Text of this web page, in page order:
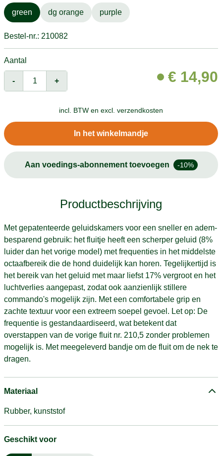
green dg orange purple
Bestel-nr.: 210082
Aantal
- + € 14,90
incl. BTW en excl. verzendkosten
In het winkelmandje
Aan voedings-abonnement toevoegen -10%
Productbeschrijving
Met gepatenteerde geluidskamers voor een sneller en adem-
besparend gebruik: het fluitje heeft een scherper geluid (8%
luider dan het vorige model) met frequenties in het middelste
octaafbereik die de hond duidelijk kan horen. Tegelijkertijd is
het bereik van het geluid met maar liefst 17% vergroot en het
luchtverlies aangepast, zodat ook aanzienlijk stillere
commando's mogelijk zijn. Met een comfortabele grip en
zachte textuur voor een extreem soepel gevoel. Let op: De
frequentie is gestandaardiseerd, wat betekent dat
overstappen van de vorige fluit nr. 210,5 zonder problemen
mogelijk is. Met meegeleverd bandje om de fluit om de nek te
dragen.
Materiaal
Rubber, kunststof
Geschikt voor